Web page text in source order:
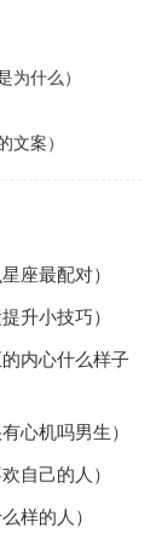
为什么）
文案）
座最配对）
升小技巧）
内心什么样子
心机吗男生）
自己的人）
样的人）